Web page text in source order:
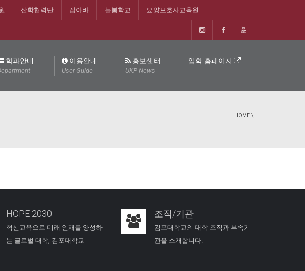
산학협력단 잡아바 늘봄학교 요양보호사교육원
학과안내 이용안내
User Guide
홍보센터
UKP News
입학 홈페이지
HOME \
HOPE 2030
혁신교육으로 미래 인재를 양성하
는 글로벌 대학, 김포대학교
조직/기관
김포대학교의 대학 조직과 부속기
관을 소개합니다.